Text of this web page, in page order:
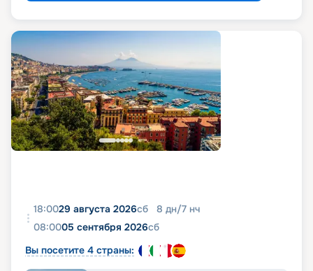
18:0029 августа 2026сб 8 дн/7 нч
08:0005 сентября 2026сб
Вы посетите 4 страны: